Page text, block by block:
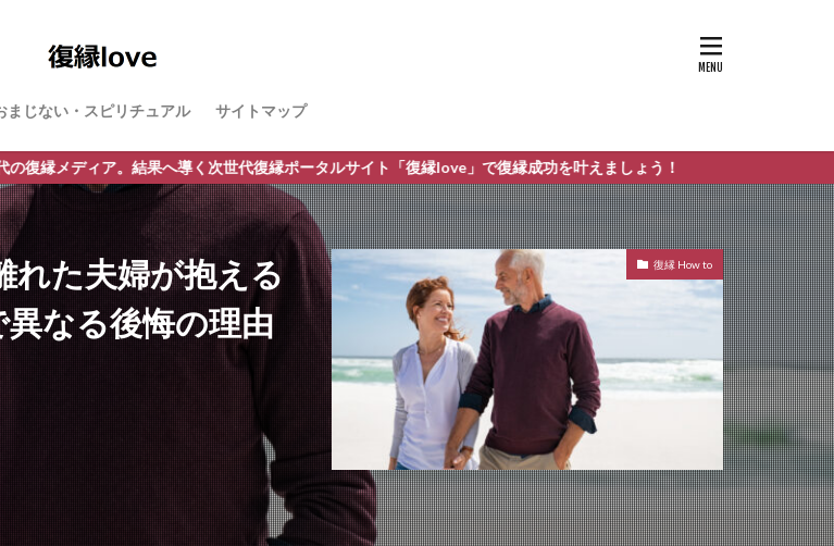
まじない・スピリチュアル サイトマップ
へ導く次世代復縁ポータルサイト「復縁love」で復縁成功を叶えましょう！
れた夫婦が抱える
なる後悔の理由
復縁 How to